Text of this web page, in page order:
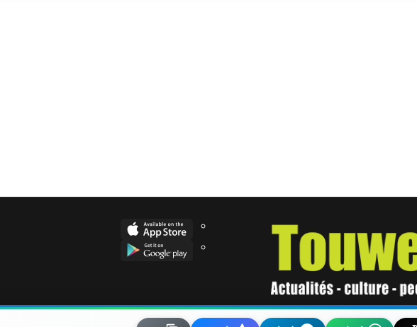
الكبير صباح فخري في ذمة الله